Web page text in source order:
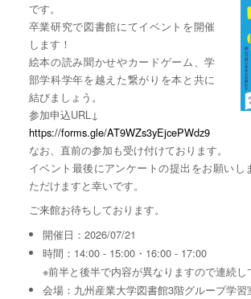
です。
卒業研究で図書館にてイベントを開催
します！
絵本の読み聞かせやカードゲーム、学
部学科学年を越えた繋がりを本と共に
結びましょう。
参加申込URL↓
https://forms.gle/AT9WZs3yEjcePWdz9
なお、直前の参加も受け付けております。
イベント最後にアンケートの提出をお願いし
ただけますと幸いです。
ご来館お待ちしております。
開催日：2026/07/21
時間：14:00 - 15:00・16:00 - 17:00
※前半と後半で内容が異なりますので連続し
会場：九州産業大学図書館3階グループ学習